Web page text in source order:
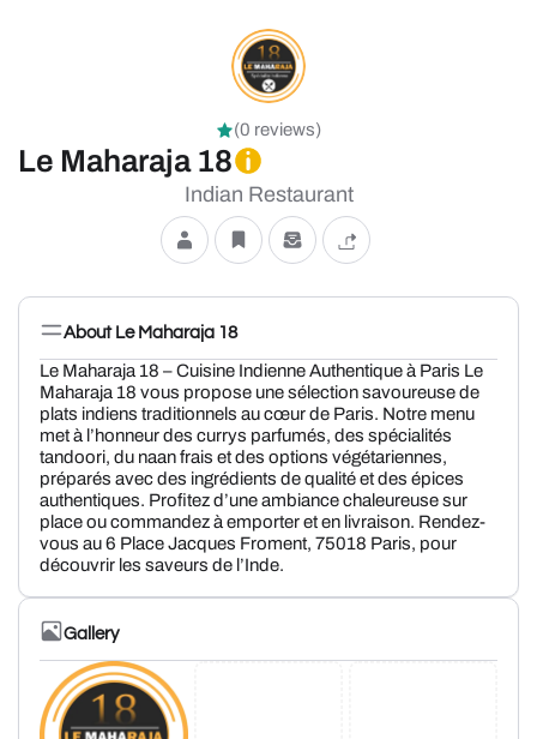
(0 reviews)
Le Maharaja 18
Indian Restaurant
About Le Maharaja 18
Le Maharaja 18 – Cuisine Indienne Authentique à Paris Le
Maharaja 18 vous propose une sélection savoureuse de
plats indiens traditionnels au cœur de Paris. Notre menu
met à l’honneur des currys parfumés, des spécialités
tandoori, du naan frais et des options végétariennes,
préparés avec des ingrédients de qualité et des épices
authentiques. Profitez d’une ambiance chaleureuse sur
place ou commandez à emporter et en livraison. Rendez-
vous au 6 Place Jacques Froment, 75018 Paris, pour
découvrir les saveurs de l’Inde.
Gallery